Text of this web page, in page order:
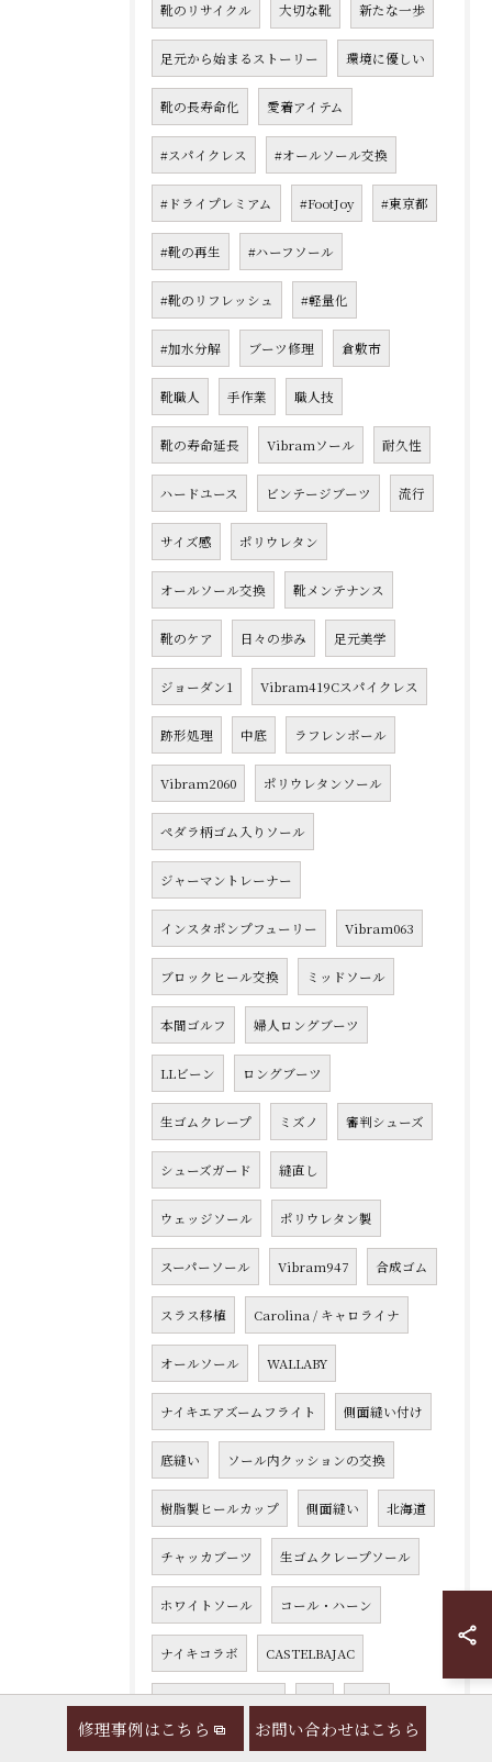
靴のリサイクル 大切な靴 新たな一歩
足元から始まるストーリー 環境に優しい
靴の長寿命化 愛着アイテム
#スパイクレス #オールソール交換
#ドライプレミアム #FootJoy #東京都
#靴の再生 #ハーフソール
#靴のリフレッシュ #軽量化
#加水分解 ブーツ修理 倉敷市
靴職人 手作業 職人技
靴の寿命延長 Vibramソール 耐久性
ハードユース ビンテージブーツ 流行
サイズ感 ポリウレタン
オールソール交換 靴メンテナンス
靴のケア 日々の歩み 足元美学
ジョーダン1 Vibram419Cスパイクレス
跡形処理 中底 ラフレンボール
Vibram2060 ポリウレタンソール
ペダラ柄ゴム入りソール
ジャーマントレーナー
インスタポンプフューリー Vibram063
ブロックヒール交換 ミッドソール
本間ゴルフ 婦人ロングブーツ
LLビーン ロングブーツ
生ゴムクレープ ミズノ 審判シューズ
シューズガード 縫直し
ウェッジソール ポリウレタン製
スーパーソール Vibram947 合成ゴム
スラス移植 Carolina / キャロライナ
オールソール WALLABY
ナイキエアズームフライト 側面縫い付け
底縫い ソール内クッションの交換
樹脂製ヒールカップ 側面縫い 北海道
チャッカブーツ 生ゴムクレープソール
ホワイトソール コール・ハーン
ナイキコラボ CASTELBAJAC
履き口 パイピング オックスフォード
修理事例はこちら お問い合わせはこちら